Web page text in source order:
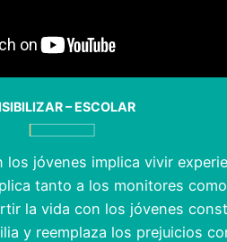
– ESCOLAR
los jóvenes implica vivir
tanto a los monitores
la vida con los jóvenes
y reemplaza los prejuicios